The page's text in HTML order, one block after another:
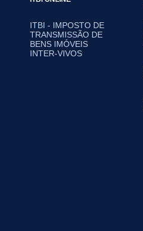
ITBI - IMPOSTO DE
TRANSMISSÃO DE
BENS IMÓVEIS
INTER-VIVOS